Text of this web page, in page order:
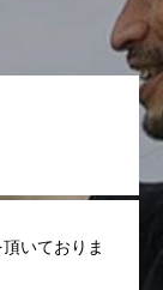
いておりま